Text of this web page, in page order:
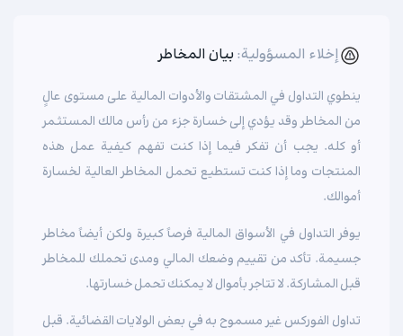
إخلاء المسؤولية: بيان المخاطر
ينطوي التداول في المشتقات والأدوات المالية على مستوى عالٍ
من المخاطر وقد يؤدي إلى خسارة جزء من رأس مالك المستثمر
أو كله. يجب أن تفكر فيما إذا كنت تفهم كيفية عمل هذه
المنتجات وما إذا كنت تستطيع تحمل المخاطر العالية لخسارة
أموالك.
يوفر التداول في الأسواق المالية فرصاً كبيرة ولكن أيضاً مخاطر
جسيمة. تأكد من تقييم وضعك المالي ومدى تحملك للمخاطر
قبل المشاركة. لا تتاجر بأموال لا يمكنك تحمل خسارتها.
تداول الفوركس غير مسموح به في بعض الولايات القضائية. قبل